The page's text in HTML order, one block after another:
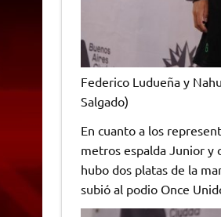
Federico Ludueña y
Salgado)
En cuanto a los
metros espalda Junior y
hubo dos platas de la
subió al podio Once